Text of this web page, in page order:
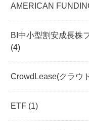
AMERICAN
BI中小型割安成長株
(4)
CrowdLease(クラウ
ETF (1)